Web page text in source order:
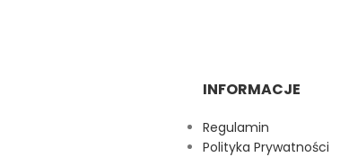
INFORMACJE
Regulamin
Polityka Prywatności